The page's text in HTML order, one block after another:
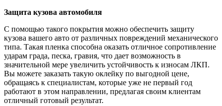
Защита кузова автомобиля
С помощью такого покрытия можно обеспечить защиту
кузова вашего авто от различных повреждений механического
типа. Такая пленка способна оказать отличное сопротивление
ударам града, песка, гравия, что дает возможность в
значительной мере увеличить устойчивость к износам ЛКП.
Вы можете заказать такую оклейку по выгодной цене,
обращаясь к специалистам, которые уже не первый год
работают в этом направлении, предлагая своим клиентам
отличный готовый результат.